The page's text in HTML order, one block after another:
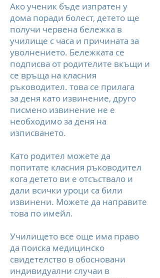
Ако ученик бъде изпратен у
дома поради болест, детето ще
получи червена бележка в
училище с часа и причината за
уволнението. Бележката се
подписва от родителите вкъщи и
се връща на класния
ръководител. това се прилага
за деня като извинение, друго
писмено извинение не е
необходимо за деня на
изписването.
Като родител можете да
попитате класния ръководител
кога детето ви е отсъствало и
дали всички уроци са били
извинени. Можете да направите
това по имейл.
Училището все още има право
да поиска медицинско
свидетелство в обосновани
индивидуални случаи в